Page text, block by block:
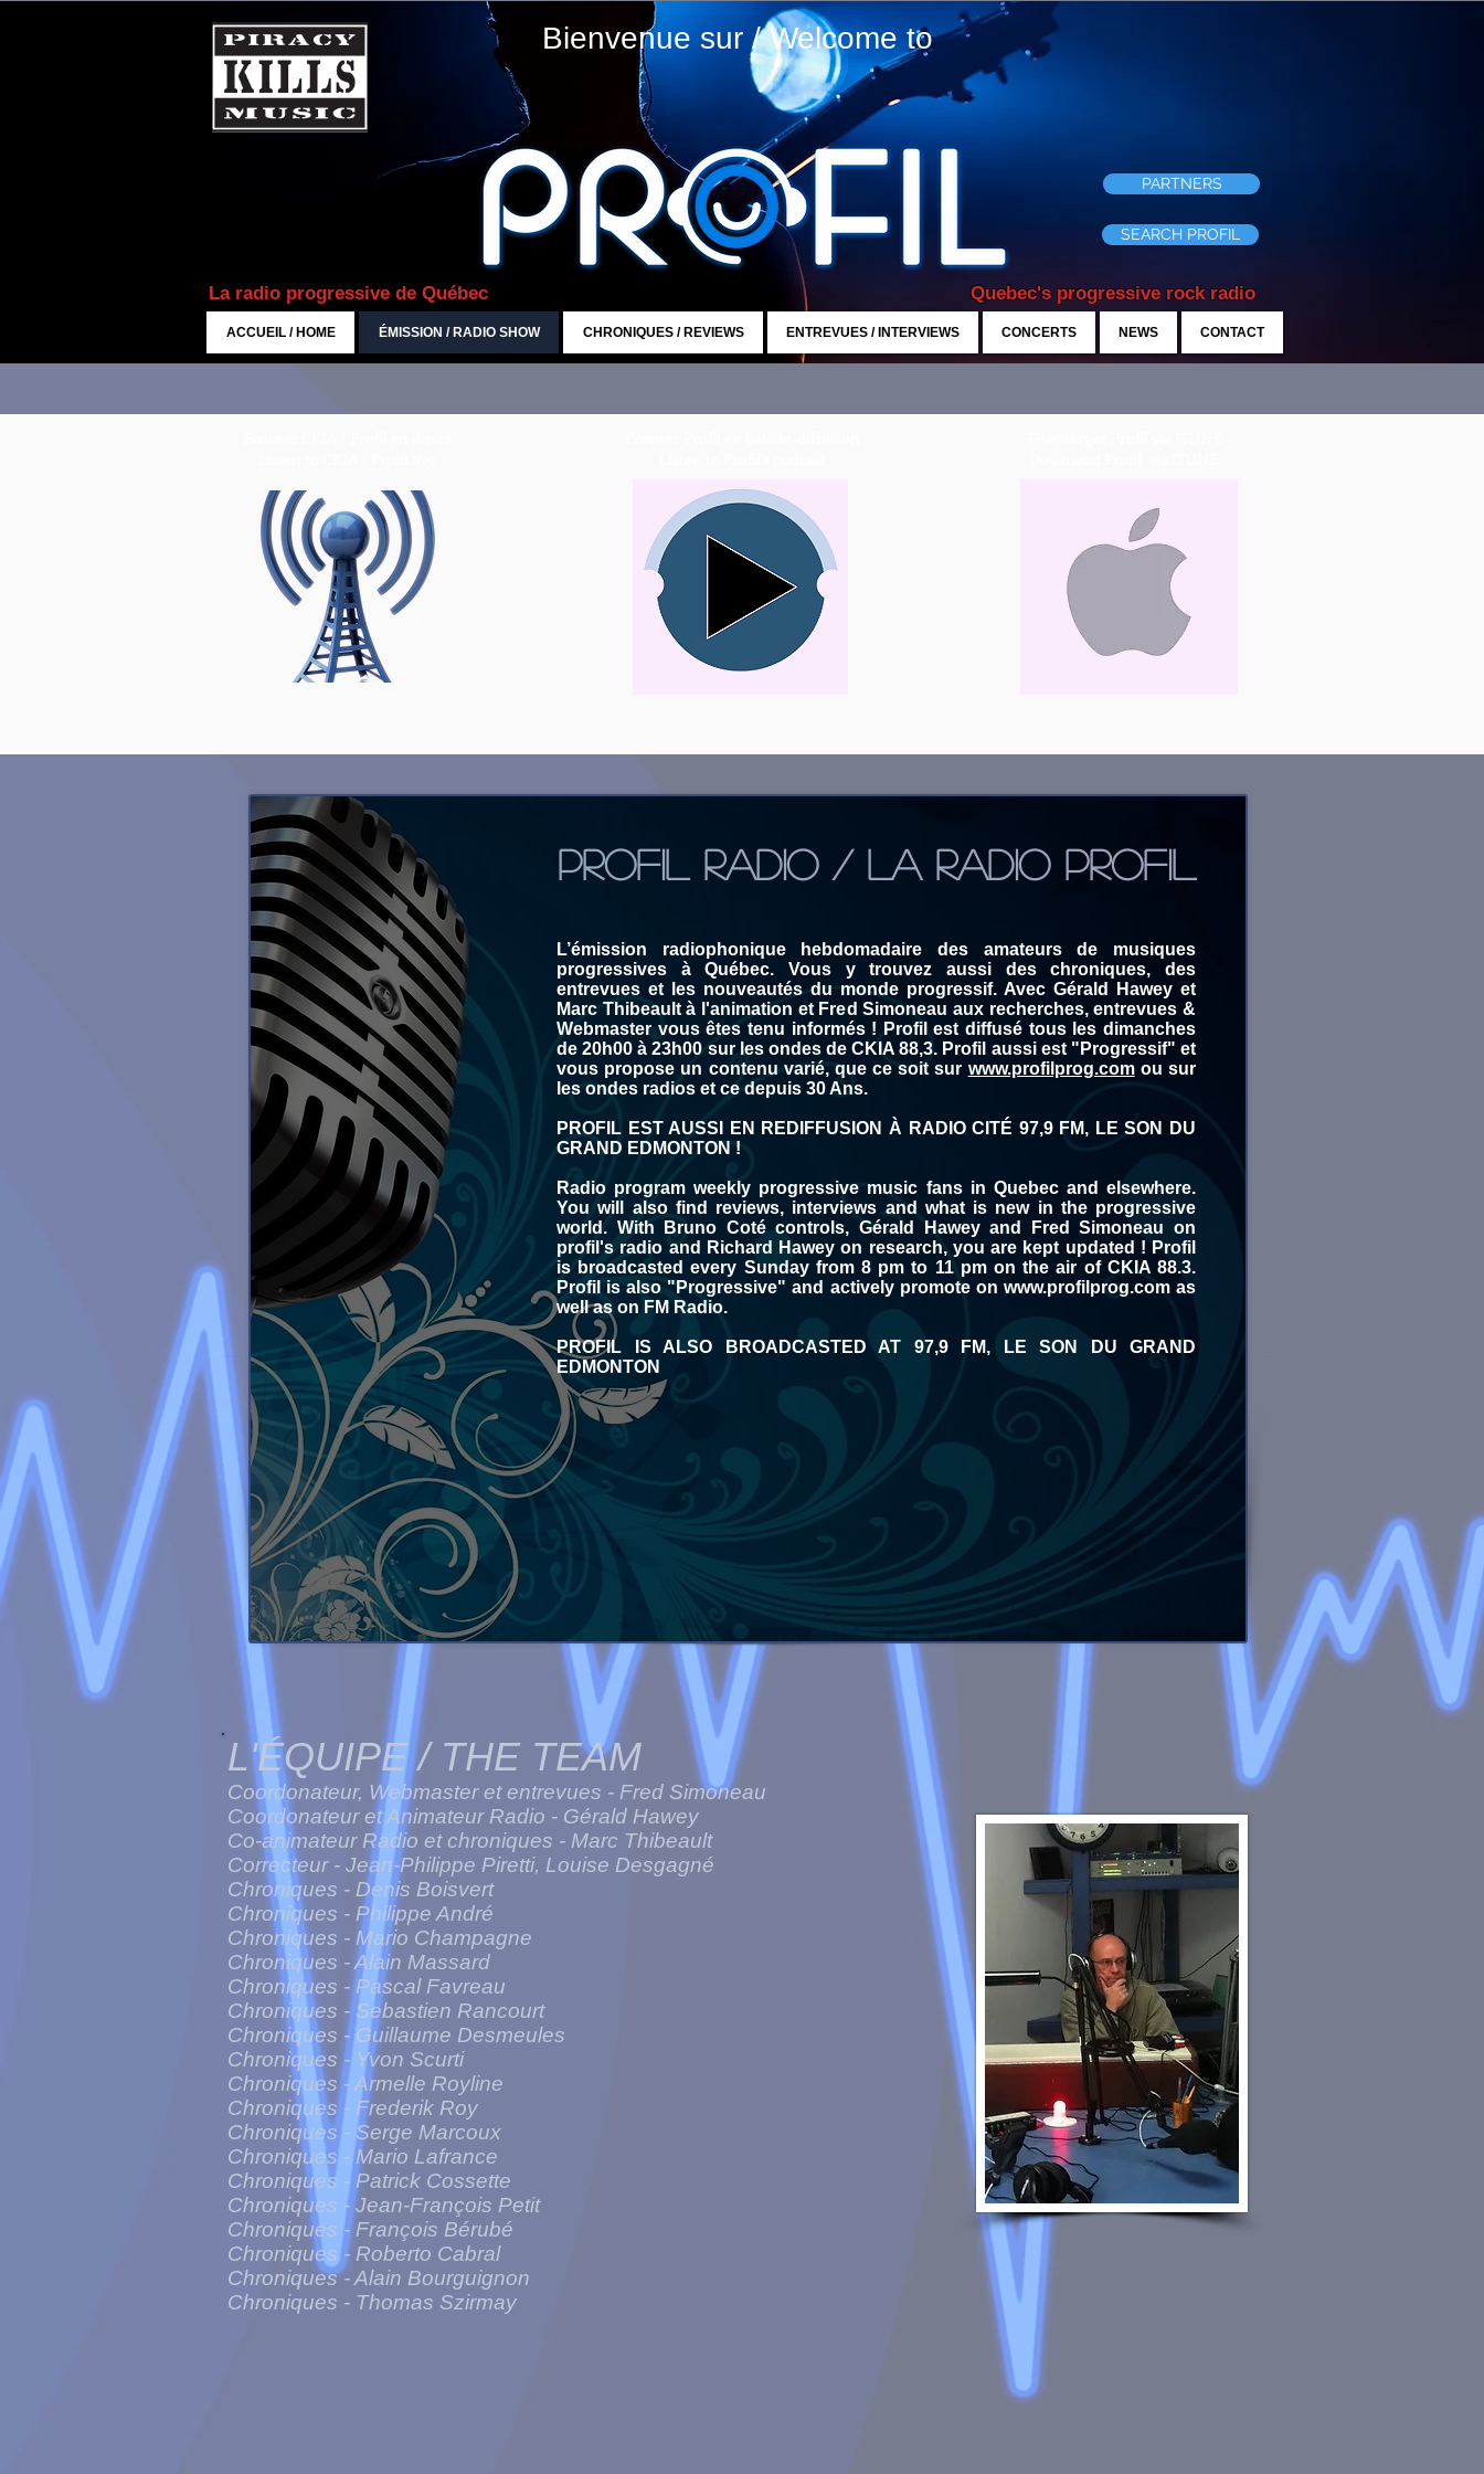
Bienvenue sur / Welcome to
Quebec's progressive rock radio
La radio progressive de Québec
SEARCH PROFIL
PARTNERS
ACCUEIL / HOME ÉMISSION / RADIO SHOW CHRONIQUES / REVIEWS ENTREVUES / INTERVIEWS CONCERTS NEWS CONTACT
L’émission radiophonique hebdomadaire des amateurs de musiques
progressives à Québec. Vous y trouvez aussi des chroniques, des
entrevues et les nouveautés du monde progressif. Avec Gérald Hawey et
Marc Thibeault à l'animation et Fred Simoneau aux recherches, entrevues &
Webmaster vous êtes tenu informés ! Profil est diffusé tous les dimanches
de 20h00 à 23h00 sur les ondes de CKIA 88,3. Profil aussi est "Progressif" et
vous propose un contenu varié, que ce soit sur www.profilprog.comou sur
les ondes radios et ce depuis 30 Ans.
PROFIL EST AUSSI EN REDIFFUSION À RADIO CITÉ 97,9 FM, LE SON DU
GRAND EDMONTON !
Radio program weekly progressive music fans in Quebec and elsewhere.
You will also find reviews, interviews and what is new in the progressive
world. With Bruno Coté controls, Gérald Hawey and Fred Simoneau on
profil's radio and Richard Hawey on research, you are kept updated ! Profil
is broadcasted every Sunday from 8 pm to 11 pm on the air of CKIA 88.3.
Profil is also "Progressive" and actively promote on www.profilprog.comas
well as on FM Radio.
PROFIL IS ALSO BROADCASTED AT 97,9 FM, LE SON DU GRAND
EDMONTON
PROFIL RADIO / LA RADIO PROFIL
L'ÉQUIPE / THE TEAM
Coordonateur, Webmaster et entrevues - Fred Simoneau
Coordonateur et Animateur Radio - Gérald Hawey
Co-animateur Radio et chroniques - Marc Thibeault
Correcteur - Jean-Philippe Piretti, Louise Desgagné
Chroniques - Denis Boisvert
Chroniques - Philippe André
Chroniques - Mario Champagne
Chroniques - Alain Massard
Chroniques - Pascal Favreau
Chroniques - Sebastien Rancourt
Chroniques - Guillaume Desmeules
Chroniques - Yvon Scurti
Chroniques - Armelle Royline
Chroniques - Frederik Roy
Chroniques - Serge Marcoux
Chroniques - Mario Lafrance
Chroniques - Patrick Cossette
Chroniques - Jean-François Petit
Chroniques - François Bérubé
Chroniques - Roberto Cabral
Chroniques - Alain Bourguignon
Chroniques - Thomas Szirmay